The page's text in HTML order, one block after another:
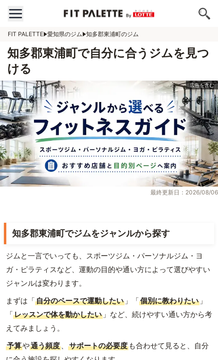
FIT PALETTE 愛知県のジム 知多郡東浦町のジム
知多郡東浦町で自分に合うジムを見つ
ける
最終更新日：2026/08/06
知多郡東浦町でジムをジャンルから探す
ジムと一言でいっても、スポーツジム・パーソナルジム・ヨ
ガ・ピラティスなど、運動の目的や通い方によって選びやすい
ジャンルは変わります。
まずは「自分のペースで運動したい 」「個別に教わりたい 」
「レッスンで体を動かしたい 」など、続けやすい通い方から考
えてみましょう。
予算や通う頻度 、 サポートの必要度 も合わせて見ると、自分